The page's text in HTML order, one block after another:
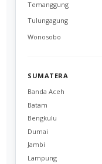
Temanggung
Tulungagung
Wonosobo
SUMATERA
Banda Aceh
Batam
Bengkulu
Dumai
Jambi
Lampung